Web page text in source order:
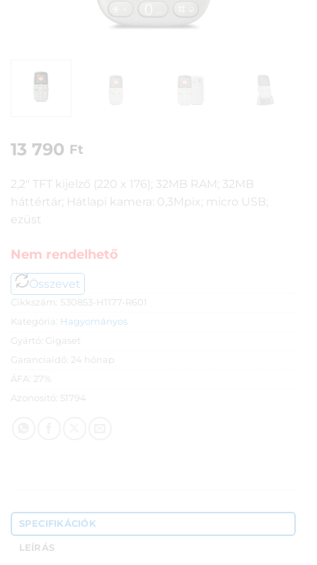
13 790 Ft
2,2″ TFT kijelző (220 x 176); 32MB RAM; 32MB
háttértár; Hátlapi kamera: 0,3Mpix; micro USB;
ezüst
Nem rendelhető
Összevet
Cikkszám: S30853-H1177-R601
Kategória: Hagyományos
Gyártó: Gigaset
Garanciaidő: 24 hónap
ÁFA: 27%
Azonosító: 51794
SPECIFIKÁCIÓK
LEÍRÁS